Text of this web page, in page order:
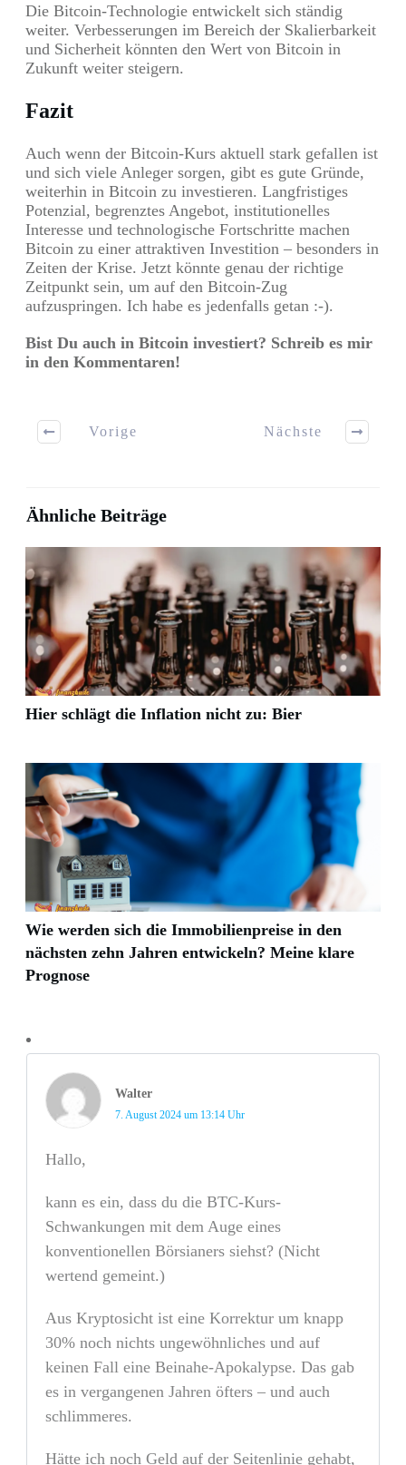
Die Bitcoin-Technologie entwickelt sich ständig
weiter. Verbesserungen im Bereich der Skalierbarkeit
und Sicherheit könnten den Wert von Bitcoin in
Zukunft weiter steigern.
Fazit
Auch wenn der Bitcoin-Kurs aktuell stark gefallen ist
und sich viele Anleger sorgen, gibt es gute Gründe,
weiterhin in Bitcoin zu investieren. Langfristiges
Potenzial, begrenztes Angebot, institutionelles
Interesse und technologische Fortschritte machen
Bitcoin zu einer attraktiven Investition – besonders in
Zeiten der Krise. Jetzt könnte genau der richtige
Zeitpunkt sein, um auf den Bitcoin-Zug
aufzuspringen. Ich habe es jedenfalls getan :-).
Bist Du auch in Bitcoin investiert? Schreib es mir
in den Kommentaren!
Vorige Nächste
Ähnliche Beiträge
Hier schlägt die Inflation nicht zu: Bier
Wie werden sich die Immobilienpreise in den
nächsten zehn Jahren entwickeln? Meine klare
Prognose
Walter
7. August 2024 um 13:14 Uhr
Hallo,
kann es ein, dass du die BTC-Kurs-
Schwankungen mit dem Auge eines
konventionellen Börsianers siehst? (Nicht
wertend gemeint.)
Aus Kryptosicht ist eine Korrektur um knapp
30% noch nichts ungewöhnliches und auf
keinen Fall eine Beinahe-Apokalypse. Das gab
es in vergangenen Jahren öfters – und auch
schlimmeres.
Hätte ich noch Geld auf der Seitenlinie gehabt,